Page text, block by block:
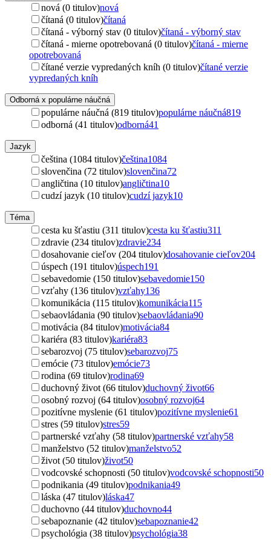
nová (0 titulov)nová
čítaná (0 titulov)čítaná
čítaná - výborný stav (0 titulov)čítaná - výborný stav
čítaná - mierne opotrebovaná (0 titulov)čítaná - mierne
opotrebovaná
čítané verzie vypredaných kníh (0 titulov)čítané verzie
vypredaných kníh
Odborná x populárne náučná
populárne náučná (819 titulov)populárne náučná819
odborná (41 titulov)odborná41
Jazyk
čeština (1084 titulov)čeština1084
slovenčina (72 titulov)slovenčina72
angličtina (10 titulov)angličtina10
cudzí jazyk (10 titulov)cudzí jazyk10
Téma
cesta ku šťastiu (311 titulov)cesta ku šťastiu311
zdravie (234 titulov)zdravie234
dosahovanie cieľov (204 titulov)dosahovanie cieľov204
úspech (191 titulov)úspech191
sebavedomie (150 titulov)sebavedomie150
vzťahy (136 titulov)vzťahy136
komunikácia (115 titulov)komunikácia115
sebaovládania (90 titulov)sebaovládania90
motivácia (84 titulov)motivácia84
kariéra (83 titulov)kariéra83
sebarozvoj (75 titulov)sebarozvoj75
emócie (73 titulov)emócie73
rodina (69 titulov)rodina69
duchovný život (66 titulov)duchovný život66
osobný rozvoj (64 titulov)osobný rozvoj64
pozitívne myslenie (61 titulov)pozitívne myslenie61
stres (59 titulov)stres59
partnerské vzťahy (58 titulov)partnerské vzťahy58
manželstvo (52 titulov)manželstvo52
život (50 titulov)život50
vodcovské schopnosti (50 titulov)vodcovské schopnosti50
podnikania (49 titulov)podnikania49
láska (47 titulov)láska47
duchovno (44 titulov)duchovno44
sebapoznanie (42 titulov)sebapoznanie42
psychológia (38 titulov)psychológia38